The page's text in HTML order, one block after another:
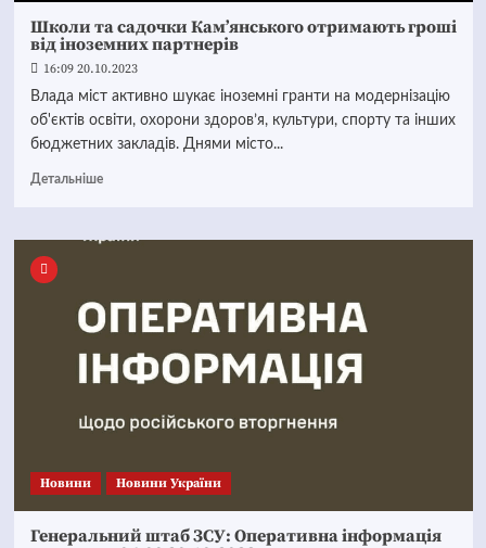
Школи та садочки Кам’янського отримають гроші
від іноземних партнерів
16:09 20.10.2023
Влада міст активно шукає іноземні гранти на модернізацію
об'єктів освіти, охорони здоров’я, культури, спорту та інших
бюджетних закладів. Днями місто...
Детальніше
Новини Новини України
Генеральний штаб ЗСУ: Оперативна інформація